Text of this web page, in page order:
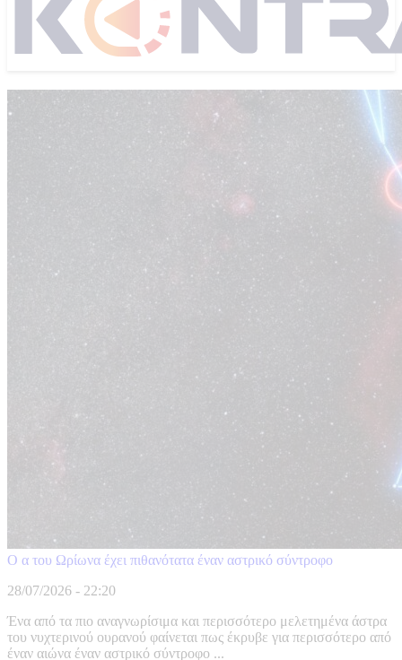
Ο α του Ωρίωνα έχει πιθανότατα έναν αστρικό σύντροφο
28/07/2026 - 22:20
Ένα από τα πιο αναγνωρίσιμα και περισσότερο μελετημένα άστρα
του νυχτερινού ουρανού φαίνεται πως έκρυβε για περισσότερο από
έναν αιώνα έναν αστρικό σύντροφο ...